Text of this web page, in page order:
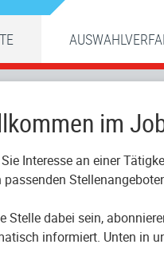
im
Interesse an einer
passenden
Stelle dabei sein,
informiert. Unten in